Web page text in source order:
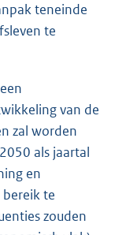
teneinde
te
van de
zal worden
als jaartal
en
bereik te
zouden